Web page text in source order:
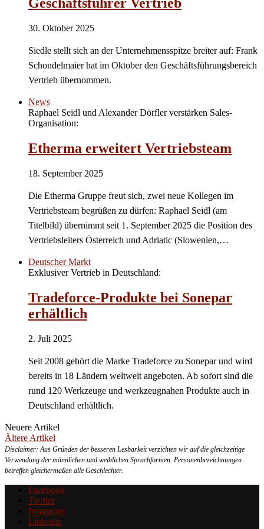
Geschäftsführer Vertrieb
30. Oktober 2025
Siedle stellt sich an der Unternehmensspitze breiter auf: Frank
Schondelmaier hat im Oktober den Geschäftsführungsbereich
Vertrieb übernommen.
News
Raphael Seidl und Alexander Dörfler verstärken Sales-
Organisation:
Etherma erweitert Vertriebsteam
18. September 2025
Die Etherma Gruppe freut sich, zwei neue Kollegen im
Vertriebsteam begrüßen zu dürfen: Raphael Seidl (am
Titelbild) übernimmt seit 1. September 2025 die Position des
Vertriebsleiters Österreich und Adriatic (Slowenien,…
Deutscher Markt
Exklusiver Vertrieb in Deutschland:
Tradeforce-Produkte bei Sonepar
erhältlich
2. Juli 2025
Seit 2008 gehört die Marke Tradeforce zu Sonepar und wird
bereits in 18 Ländern weltweit angeboten. Ab sofort sind die
rund 120 Werkzeuge und werkzeugnahen Produkte auch in
Deutschland erhältlich.
Neuere Artikel
Ältere Artikel
Disclaimer: Aus Gründen der besseren Lesbarkeit verzichten wir auf die gleichzeitige
Verwendung der männlichen und weiblichen Sprachformen. Personenbezeichnungen
betreffen gleichermaßen alle Geschlechter.
Facebook
Twitter
Instagram
Linkedin